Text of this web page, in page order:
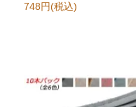
748円(税込)